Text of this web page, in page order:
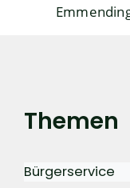
Themen
Bürgerservice